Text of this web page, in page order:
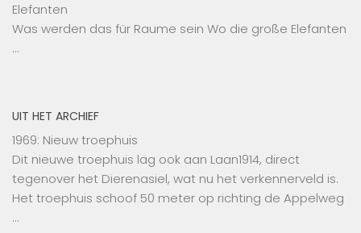
Elefanten
Was werden das für Raume sein Wo die große Elefanten
…
UIT HET ARCHIEF
1969: Nieuw troephuis
Dit nieuwe troephuis lag ook aan Laan1914, direct
tegenover het Dierenasiel, wat nu het verkennerveld is.
Het troephuis schoof 50 meter op richting de Appelweg
…